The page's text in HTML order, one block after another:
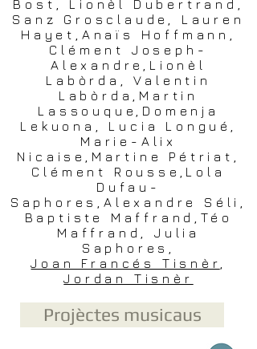
Bost, Lionèl Dubertrand,
Sanz Grosclaude, Lauren
Hayet,Anaïs Hoffmann,
Clément Joseph-
Alexandre,Lionèl
Labòrda, Valentin
Labòrda,Martin
Lassouque,Domenja
Lekuona, Lucia Longué,
Marie-Alix
Nicaise,Martine Pétriat,
Clément Rousse,Lola
Dufau-
Saphores,Alexandre Séli,
Baptiste Maffrand,Téo
Maffrand, Julia
Saphores,
Joan Francés Tisnèr
Jordan Tisnèr
Projèctes musicaus